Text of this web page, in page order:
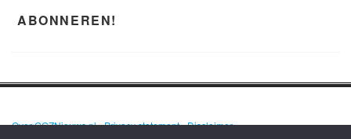
Over GGZNieuws.nl•Privacy statement•Disclaimer